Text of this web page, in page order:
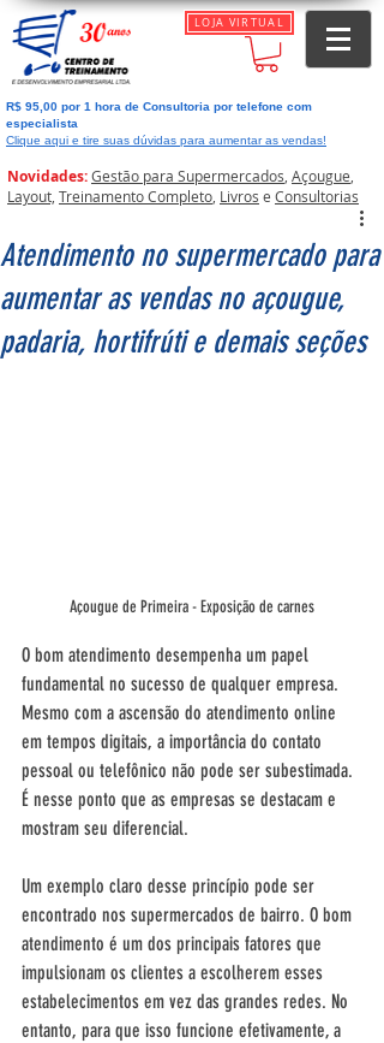
LOJA VIRTUAL
R$ 95,00 por 1 hora de Consultoria por telefone com
especialista
Clique aqui e tire suas dúvidas para aumentar as vendas!
Novidades:Gestão para Supermercados, Açougue,
Layout, Treinamento Completo, Livros e Consultorias
Atendimento no supermercado para
aumentar as vendas no açougue,
padaria, hortifrúti e demais seções
Açougue de Primeira - Exposição de carnes
O bom atendimento desempenha um papel
fundamental no sucesso de qualquer empresa.
Mesmo com a ascensão do atendimento online
em tempos digitais, a importância do contato
pessoal ou telefônico não pode ser subestimada.
É nesse ponto que as empresas se destacam e
mostram seu diferencial.
Um exemplo claro desse princípio pode ser
encontrado nos supermercados de bairro. O bom
atendimento é um dos principais fatores que
impulsionam os clientes a escolherem esses
estabelecimentos em vez das grandes redes. No
entanto, para que isso funcione efetivamente, a